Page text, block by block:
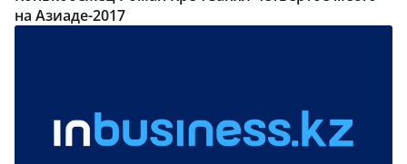
на Азиаде-2017